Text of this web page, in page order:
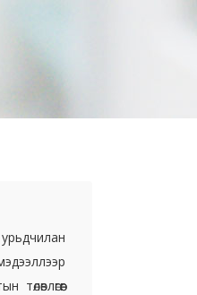
урьдчилан